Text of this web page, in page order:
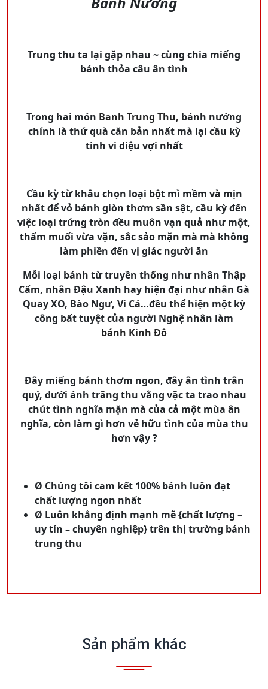
Trung thu ta lại gặp nhau ~ cùng chia miếng
bánh thỏa câu ân tình
Trong hai món Banh Trung Thu, bánh nướng
chính là thứ quà căn bản nhất mà lại cầu kỳ
tinh vi diệu vợi nhất
Cầu kỳ từ khâu chọn loại bột mì mềm và mịn
nhất để vỏ bánh giòn thơm sần sật, cầu kỳ đến
việc loại trứng tròn đều muôn vạn quả như một,
thấm muối vừa vặn, sắc sảo mặn mà mà không
làm phiền đến vị giác người ăn
Mỗi loại bánh từ truyền thống như nhân Thập
Cẩm, nhân Đậu Xanh hay hiện đại như nhân Gà
Quay XO, Bào Ngư, Vi Cá…đều thể hiện một kỳ
công bất tuyệt của người Nghệ nhân làm
bánh Kinh Đô
Đây miếng bánh thơm ngon, đây ân tình trân
quý, dưới ánh trăng thu vằng vặc ta trao nhau
chút tình nghĩa mặn mà của cả một mùa ân
nghĩa, còn làm gì hơn vẻ hữu tình của mùa thu
hơn vậy ?
Ø Chúng tôi cam kết 100% bánh luôn đạt
chất lượng ngon nhất
Ø Luôn khẳng định mạnh mẽ {chất lượng –
uy tín – chuyên nghiệp} trên thị trường bánh
trung thu
Sản phẩm khác